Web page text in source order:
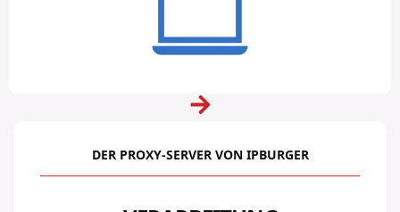
DER PROXY-SERVER VON IPBURGER